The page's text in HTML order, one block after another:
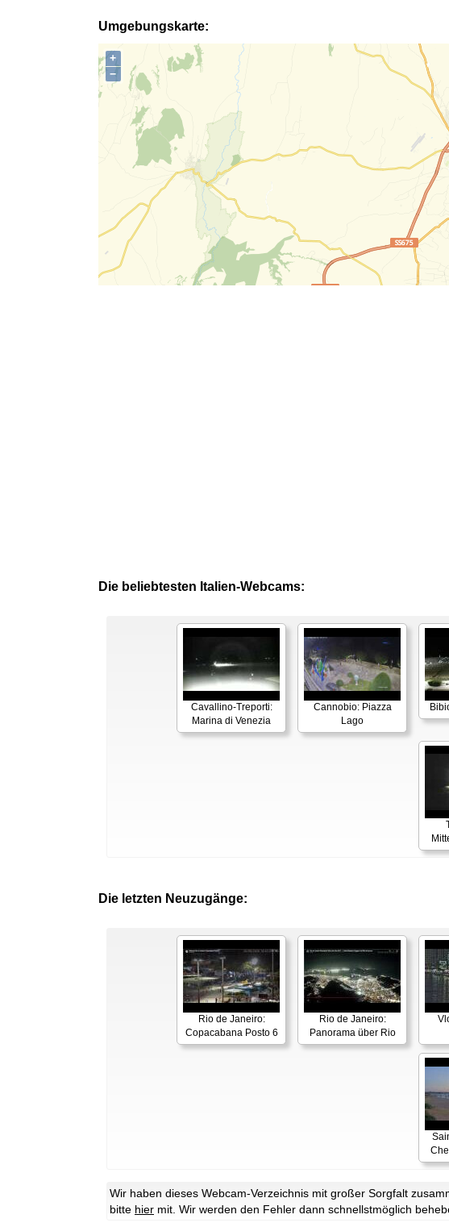
Umgebungskarte:
+
−
Die beliebtesten Italien-Webcams:
Cavallino-Treporti:
Marina di Venezia
Cannobio: Piazza
Lago
Die letzten Neuzugänge:
Rio de Janeiro:
Copacabana Posto 6
Rio de Janeiro:
Panorama über Rio
Wir haben dieses Webcam-Verzeichnis mit großer Sorgfalt
bitte hier mit. Wir werden den Fehler dann schnellstmöglich